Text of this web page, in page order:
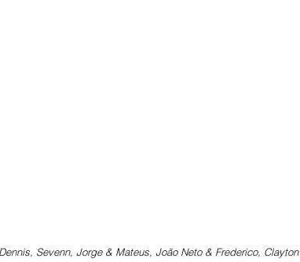
Sevenn, Jorge & Mateus, João Neto & Frederico, Clayton